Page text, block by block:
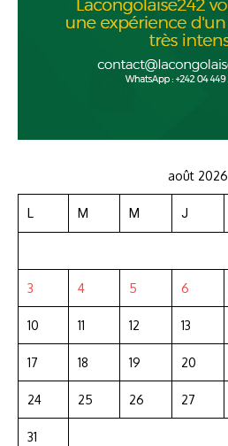
août 2026
L M M J
3 4 5 6
10 11 12 13
17 18 19 20
24 25 26 27
31